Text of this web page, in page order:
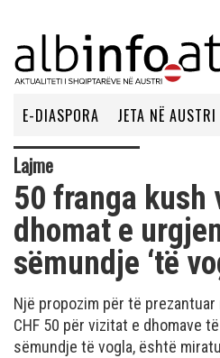
E-DIASPORA JETA NË AUSTRI
Lajme
50 franga kush
dhomat e
sëmundje ‘të
Një propozim për të
CHF 50 për vizitat e dhomave
sëmundje të vogla, është